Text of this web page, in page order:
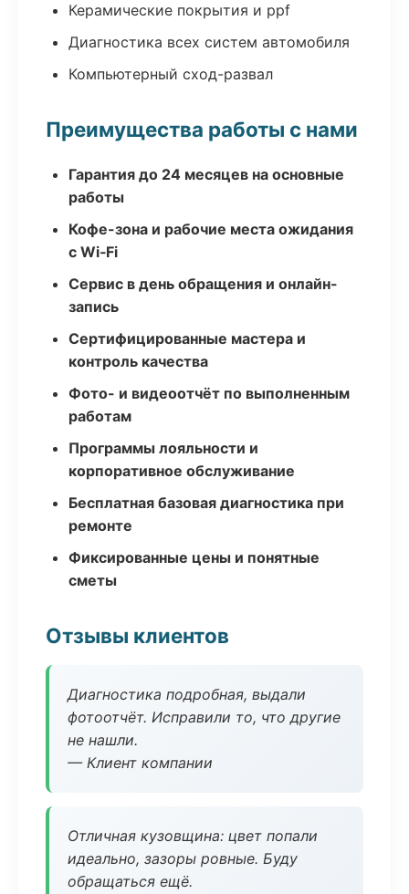
Керамические покрытия и ppf
Диагностика всех систем автомобиля
Компьютерный сход-развал
Преимущества работы с нами
Гарантия до 24 месяцев на основные
работы
Кофе-зона и рабочие места ожидания
с Wi‑Fi
Сервис в день обращения и онлайн-
запись
Сертифицированные мастера и
контроль качества
Фото- и видеоотчёт по выполненным
работам
Программы лояльности и
корпоративное обслуживание
Бесплатная базовая диагностика при
ремонте
Фиксированные цены и понятные
сметы
Отзывы клиентов
Диагностика подробная, выдали
фотоотчёт. Исправили то, что другие
не нашли.
— Клиент компании
Отличная кузовщина: цвет попали
идеально, зазоры ровные. Буду
обращаться ещё.